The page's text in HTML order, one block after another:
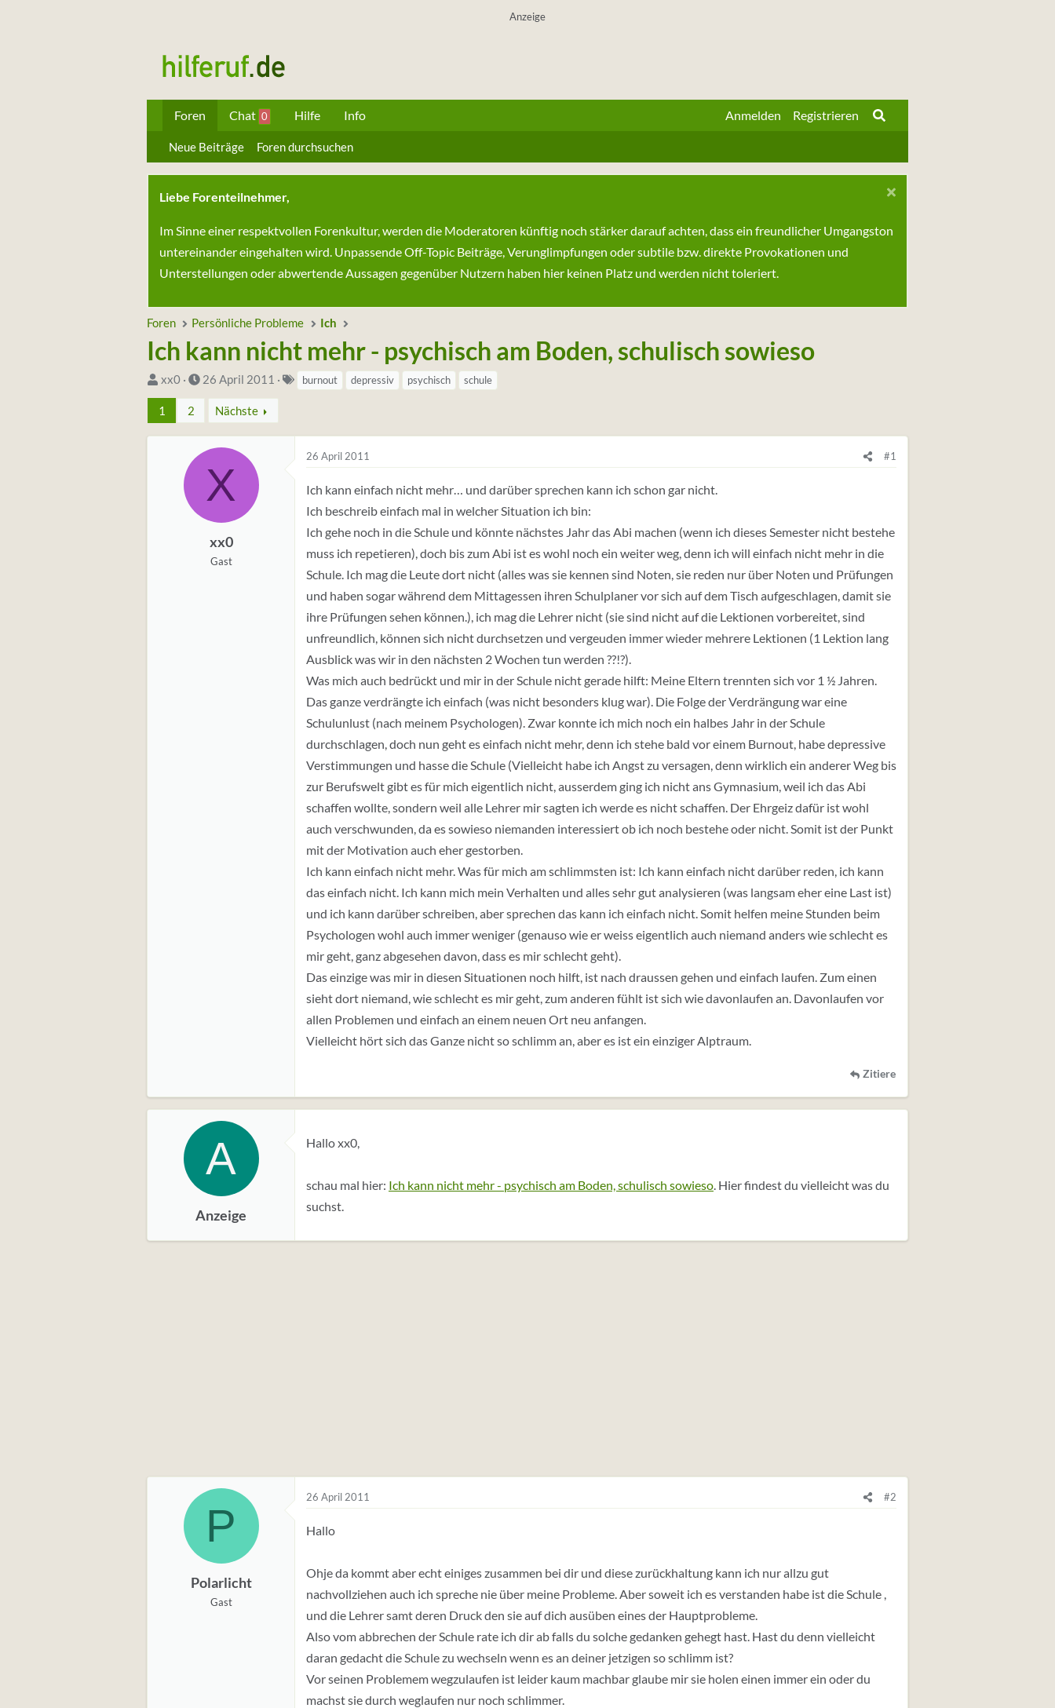
Anzeige
Foren Chat 0 Hilfe Info Anmelden Registrieren
Neue Beiträge Foren durchsuchen
Liebe Forenteilnehmer,
Im Sinne einer respektvollen Forenkultur, werden die Moderatoren künftig noch stärker darauf achten, dass ein freundlicher Umgangston
untereinander eingehalten wird. Unpassende Off-Topic Beiträge, Verunglimpfungen oder subtile bzw. direkte Provokationen und
Unterstellungen oder abwertende Aussagen gegenüber Nutzern haben hier keinen Platz und werden nicht toleriert.
Foren Persönliche Probleme Ich
Ich kann nicht mehr - psychisch am Boden, schulisch sowieso
S
t
a
r
xx0
D
a
u
m
a
26 April 2011
c
burnout depressiv psychisch schule
1 2 Nächste
X
xx0
Gast
26 April 2011 #1
Ich kann einfach nicht mehr… und darüber sprechen kann ich schon gar nicht.
Ich beschreib einfach mal in welcher Situation ich bin:
Ich gehe noch in die Schule und könnte nächstes Jahr das Abi machen (wenn ich dieses Semester nicht bestehe
muss ich repetieren), doch bis zum Abi ist es wohl noch ein weiter weg, denn ich will einfach nicht mehr in die
Schule. Ich mag die Leute dort nicht (alles was sie kennen sind Noten, sie reden nur über Noten und Prüfungen
und haben sogar während dem Mittagessen ihren Schulplaner vor sich auf dem Tisch aufgeschlagen, damit sie
ihre Prüfungen sehen können.), ich mag die Lehrer nicht (sie sind nicht auf die Lektionen vorbereitet, sind
unfreundlich, können sich nicht durchsetzen und vergeuden immer wieder mehrere Lektionen (1 Lektion lang
Ausblick was wir in den nächsten 2 Wochen tun werden ??!?).
Was mich auch bedrückt und mir in der Schule nicht gerade hilft: Meine Eltern trennten sich vor 1 ½ Jahren.
Das ganze verdrängte ich einfach (was nicht besonders klug war). Die Folge der Verdrängung war eine
Schulunlust (nach meinem Psychologen). Zwar konnte ich mich noch ein halbes Jahr in der Schule
durchschlagen, doch nun geht es einfach nicht mehr, denn ich stehe bald vor einem Burnout, habe depressive
Verstimmungen und hasse die Schule (Vielleicht habe ich Angst zu versagen, denn wirklich ein anderer Weg bis
zur Berufswelt gibt es für mich eigentlich nicht, ausserdem ging ich nicht ans Gymnasium, weil ich das Abi
schaffen wollte, sondern weil alle Lehrer mir sagten ich werde es nicht schaffen. Der Ehrgeiz dafür ist wohl
auch verschwunden, da es sowieso niemanden interessiert ob ich noch bestehe oder nicht. Somit ist der Punkt
mit der Motivation auch eher gestorben.
Ich kann einfach nicht mehr. Was für mich am schlimmsten ist: Ich kann einfach nicht darüber reden, ich kann
das einfach nicht. Ich kann mich mein Verhalten und alles sehr gut analysieren (was langsam eher eine Last ist)
und ich kann darüber schreiben, aber sprechen das kann ich einfach nicht. Somit helfen meine Stunden beim
Psychologen wohl auch immer weniger (genauso wie er weiss eigentlich auch niemand anders wie schlecht es
mir geht, ganz abgesehen davon, dass es mir schlecht geht).
Das einzige was mir in diesen Situationen noch hilft, ist nach draussen gehen und einfach laufen. Zum einen
sieht dort niemand, wie schlecht es mir geht, zum anderen fühlt ist sich wie davonlaufen an. Davonlaufen vor
allen Problemen und einfach an einem neuen Ort neu anfangen.
Vielleicht hört sich das Ganze nicht so schlimm an, aber es ist ein einziger Alptraum.
Zitiere
A
Anzeige
Hallo xx0,
schau mal hier: Ich kann nicht mehr - psychisch am Boden, schulisch sowieso. Hier findest du vielleicht was du
suchst.
P
Polarlicht
Gast
26 April 2011 #2
Hallo
Ohje da kommt aber echt einiges zusammen bei dir und diese zurückhaltung kann ich nur allzu gut
nachvollziehen auch ich spreche nie über meine Probleme. Aber soweit ich es verstanden habe ist die Schule ,
und die Lehrer samt deren Druck den sie auf dich ausüben eines der Hauptprobleme.
Also vom abbrechen der Schule rate ich dir ab falls du solche gedanken gehegt hast. Hast du denn vielleicht
daran gedacht die Schule zu wechseln wenn es an deiner jetzigen so schlimm ist?
Vor seinen Problemem wegzulaufen ist leider kaum machbar glaube mir sie holen einen immer ein oder du
machst sie durch weglaufen nur noch schlimmer.